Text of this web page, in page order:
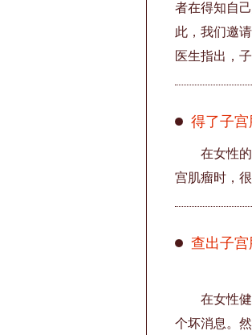
者在得知自
此，我们邀
医生指出，
得了子宫
在女性
宫肌瘤时，
查出子
在女性
个坏消息。